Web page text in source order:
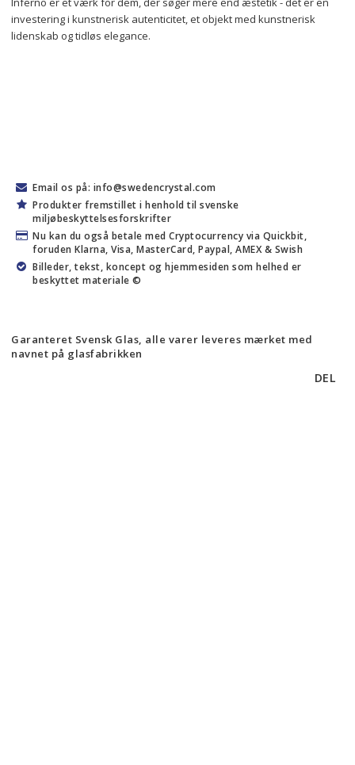
investering i kunstnerisk autenticitet, et objekt med kunstnerisk
lidenskab og tidløs elegance.
Email os på: info@swedencrystal.com
Produkter fremstillet i henhold til svenske
miljøbeskyttelsesforskrifter
Nu kan du også betale med Cryptocurrency via Quickbit,
foruden Klarna, Visa, MasterCard, Paypal, AMEX & Swish
Billeder, tekst, koncept og hjemmesiden som helhed er
beskyttet materiale ©
Garanteret Svensk Glas, alle varer leveres mærket med
navnet på glasfabrikken
DEL